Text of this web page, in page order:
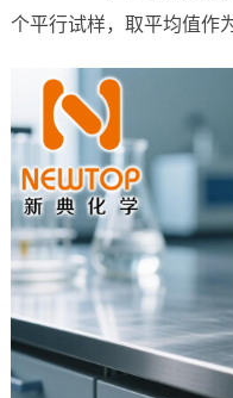
个平行试样，取平均值作